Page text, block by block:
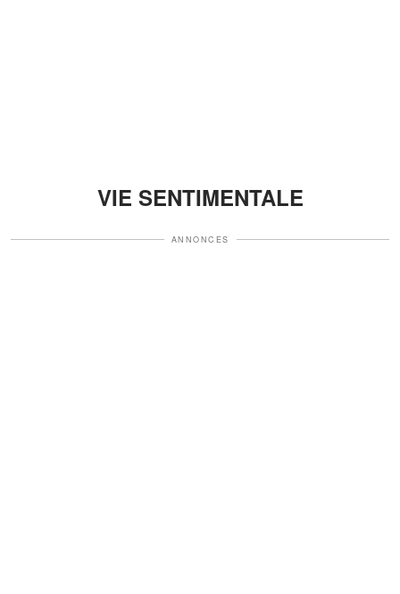
VIE SENTIMENTALE
ANNONCES